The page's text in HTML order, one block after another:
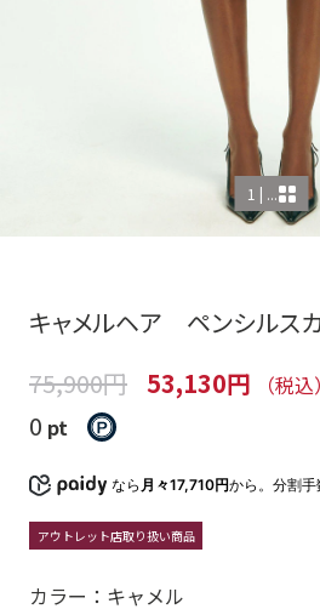
1 | ...
キャメルヘア ペンシルス
75,900円 53,130円 （税込）
0 pt
なら 月々17,710円から。分割
アウトレット店取り扱い商品
カラー：キャメル